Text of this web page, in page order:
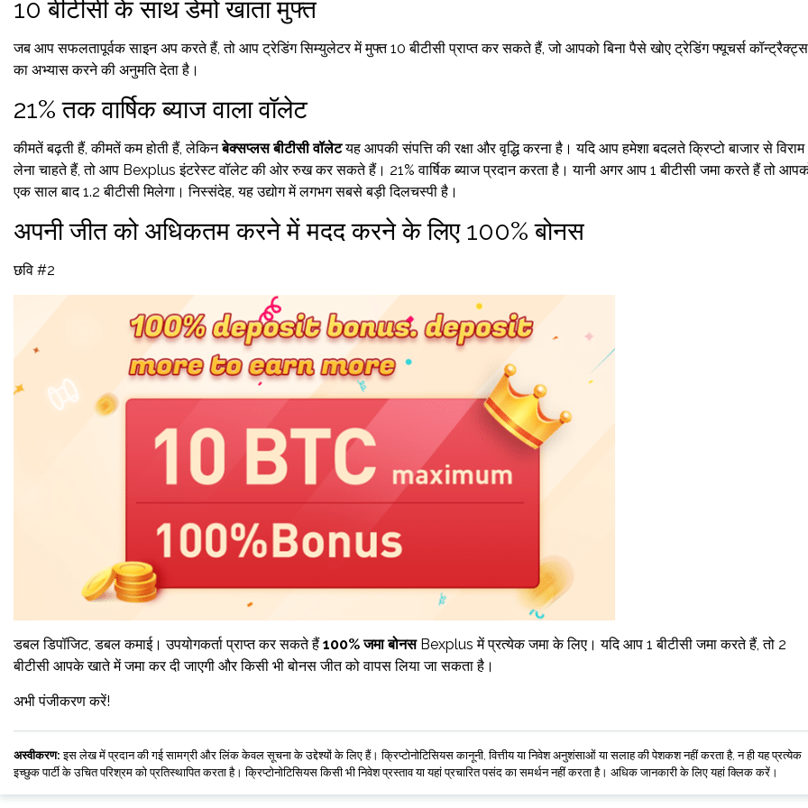
10 बीटीसी के साथ डेमो खाता मुफ्त
जब आप सफलतापूर्वक साइन अप करते हैं, तो आप ट्रेडिंग सिम्युलेटर में मुफ्त 10 बीटीसी प्राप्त कर सकते हैं, जो आपको बिना पैसे खोए ट्रेडिंग फ्यूचर्स कॉन्ट्रैक्ट्स
का अभ्यास करने की अनुमति देता है।
21% तक वार्षिक ब्याज वाला वॉलेट
कीमतें बढ़ती हैं, कीमतें कम होती हैं, लेकिनबेक्सप्लस बीटीसी वॉलेटयह आपकी संपत्ति की रक्षा और वृद्धि करना है। यदि आप हमेशा बदलते क्रिप्टो बाजार से विराम
लेना चाहते हैं, तो आप Bexplus इंटरेस्ट वॉलेट की ओर रुख कर सकते हैं। 21% वार्षिक ब्याज प्रदान करता है। यानी अगर आप 1 बीटीसी जमा करते हैं तो
एक साल बाद 1.2 बीटीसी मिलेगा। निस्संदेह, यह उद्योग में लगभग सबसे बड़ी दिलचस्पी है।
अपनी जीत को अधिकतम करने में मदद करने के लिए 100% बोनस
छवि #2
डबल डिपॉजिट, डबल कमाई। उपयोगकर्ता प्राप्त कर सकते हैं100% जमा बोनसBexplus में प्रत्येक जमा के लिए। यदि आप 1 बीटीसी जमा करते हैं, तो 2
बीटीसी आपके खाते में जमा कर दी जाएगी और किसी भी बोनस जीत को वापस लिया जा सकता है।
अभी पंजीकरण करें!
अस्वीकरण: इस लेख में प्रदान की गई सामग्री और लिंक केवल सूचना के उद्देश्यों के लिए हैं। क्रिप्टोनोटिसियस कानूनी, वित्तीय या निवेश अनुशंसाओं या सलाह की पेशकश नहीं करता है, न ही यह प्रत्येक
इच्छुक पार्टी के उचित परिश्रम को प्रतिस्थापित करता है। क्रिप्टोनोटिसियस किसी भी निवेश प्रस्ताव या यहां प्रचारित पसंद का समर्थन नहीं करता है। अधिक जानकारी के लिए यहां क्लिक करें।